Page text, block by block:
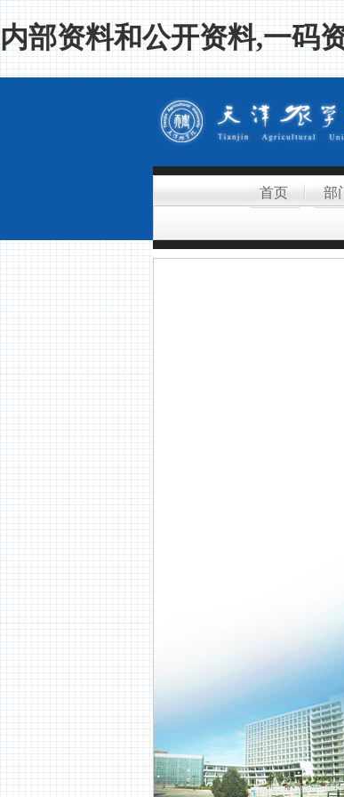
内部资料和公开资料,一码
首页 部